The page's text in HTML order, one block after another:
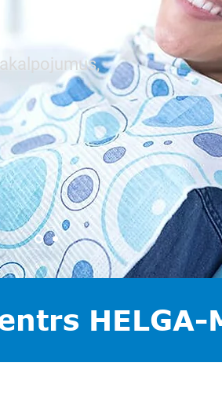
HELGA-